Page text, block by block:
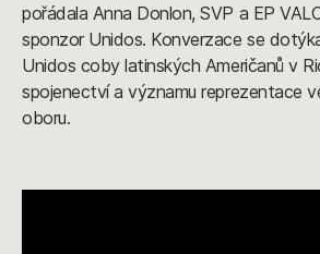
pořádala Anna Donlon, SVP a EP
sponzor Unidos. Konverzace se
Unidos coby latinských Američanů v
spojenectví a významu reprezentace
oboru.